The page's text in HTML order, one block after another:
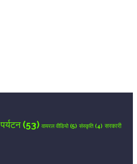
पर्यटन(53) वायरल वीडियो(5) संस्कृति(4) सरकारी